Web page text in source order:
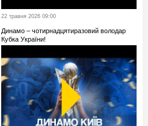
22 травня 2026 09:00
Динамо – чотирнадцятиразовий володар
Кубка України!